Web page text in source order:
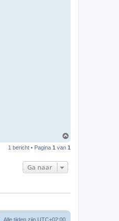
h
1 bericht • Pagina 1 van 1
Ga naar
Alle tijden zijn UTC+02:00